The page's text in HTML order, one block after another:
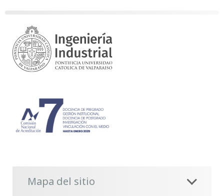
Mapa del sitio